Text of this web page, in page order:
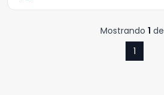
Mostrando 1 de
1